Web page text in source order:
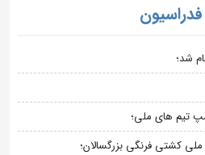
شد؛
کشتی فرنگی بزرگسالان؛